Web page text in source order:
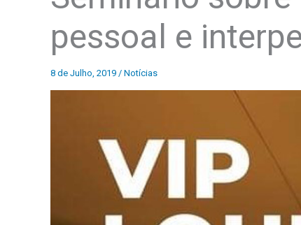
pessoal e
8 de Julho, 2019 / Notícias